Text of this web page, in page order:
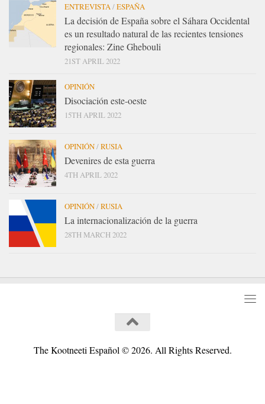
ENTREVISTA/ESPAÑA
La decisión de España sobre el Sáhara Occidental
es un resultado natural de las recientes tensiones
regionales: Zine Ghebouli
21ST APRIL 2022
OPINIÓN
Disociación este-oeste
15TH APRIL 2022
OPINIÓN/RUSIA
Devenires de esta guerra
4TH APRIL 2022
OPINIÓN/RUSIA
La internacionalización de la guerra
28TH MARCH 2022
The Kootneeti Español © 2026. All Rights Reserved.